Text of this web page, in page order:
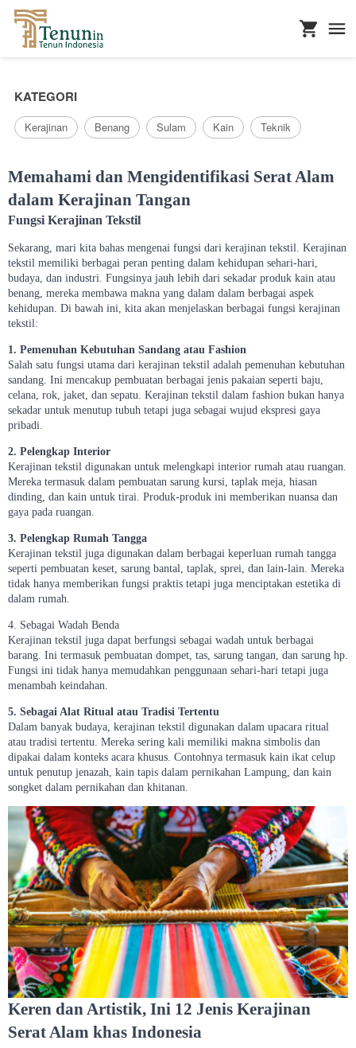
KATEGORI
Kerajinan Benang Sulam Kain Teknik
Memahami dan Mengidentifikasi Serat Alam
dalam Kerajinan Tangan
Fungsi Kerajinan Tekstil
Sekarang, mari kita bahas mengenai fungsi dari kerajinan tekstil. Kerajinan
tekstil memiliki berbagai peran penting dalam kehidupan sehari-hari,
budaya, dan industri. Fungsinya jauh lebih dari sekadar produk kain atau
benang, mereka membawa makna yang dalam dalam berbagai aspek
kehidupan. Di bawah ini, kita akan menjelaskan berbagai fungsi kerajinan
tekstil:
1. Pemenuhan Kebutuhan Sandang atau Fashion
Salah satu fungsi utama dari kerajinan tekstil adalah pemenuhan kebutuhan
sandang. Ini mencakup pembuatan berbagai jenis pakaian seperti baju,
celana, rok, jaket, dan sepatu. Kerajinan tekstil dalam fashion bukan hanya
sekadar untuk menutup tubuh tetapi juga sebagai wujud ekspresi gaya
pribadi.
2. Pelengkap Interior
Kerajinan tekstil digunakan untuk melengkapi interior rumah atau ruangan.
Mereka termasuk dalam pembuatan sarung kursi, taplak meja, hiasan
dinding, dan kain untuk tirai. Produk-produk ini memberikan nuansa dan
gaya pada ruangan.
3. Pelengkap Rumah Tangga
Kerajinan tekstil juga digunakan dalam berbagai keperluan rumah tangga
seperti pembuatan keset, sarung bantal, taplak, sprei, dan lain-lain. Mereka
tidak hanya memberikan fungsi praktis tetapi juga menciptakan estetika di
dalam rumah.
4. Sebagai Wadah Benda
Kerajinan tekstil juga dapat berfungsi sebagai wadah untuk berbagai
barang. Ini termasuk pembuatan dompet, tas, sarung tangan, dan sarung hp.
Fungsi ini tidak hanya memudahkan penggunaan sehari-hari tetapi juga
menambah keindahan.
5. Sebagai Alat Ritual atau Tradisi Tertentu
Dalam banyak budaya, kerajinan tekstil digunakan dalam upacara ritual
atau tradisi tertentu. Mereka sering kali memiliki makna simbolis dan
dipakai dalam konteks acara khusus. Contohnya termasuk kain ikat celup
untuk penutup jenazah, kain tapis dalam pernikahan Lampung, dan kain
songket dalam pernikahan dan khitanan.
Keren dan Artistik, Ini 12 Jenis Kerajinan
Serat Alam khas Indonesia